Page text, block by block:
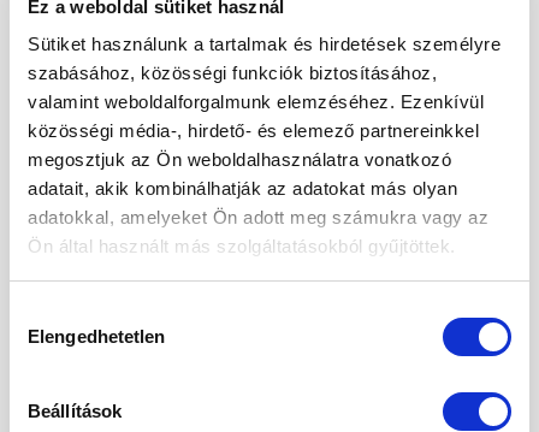
Ez a weboldal sütiket használ
Sütiket használunk a tartalmak és hirdetések személyre
szabásához, közösségi funkciók biztosításához,
valamint weboldalforgalmunk elemzéséhez. Ezenkívül
közösségi média-, hirdető- és elemező partnereinkkel
megosztjuk az Ön weboldalhasználatra vonatkozó
adatait, akik kombinálhatják az adatokat más olyan
adatokkal, amelyeket Ön adott meg számukra vagy az
Ön által használt más szolgáltatásokból gyűjtöttek.
kiválasztása
Elengedhetetlen
Beállítások
2025. január
2024. november
2024. október
2024. szeptember
2024. május
2023. december